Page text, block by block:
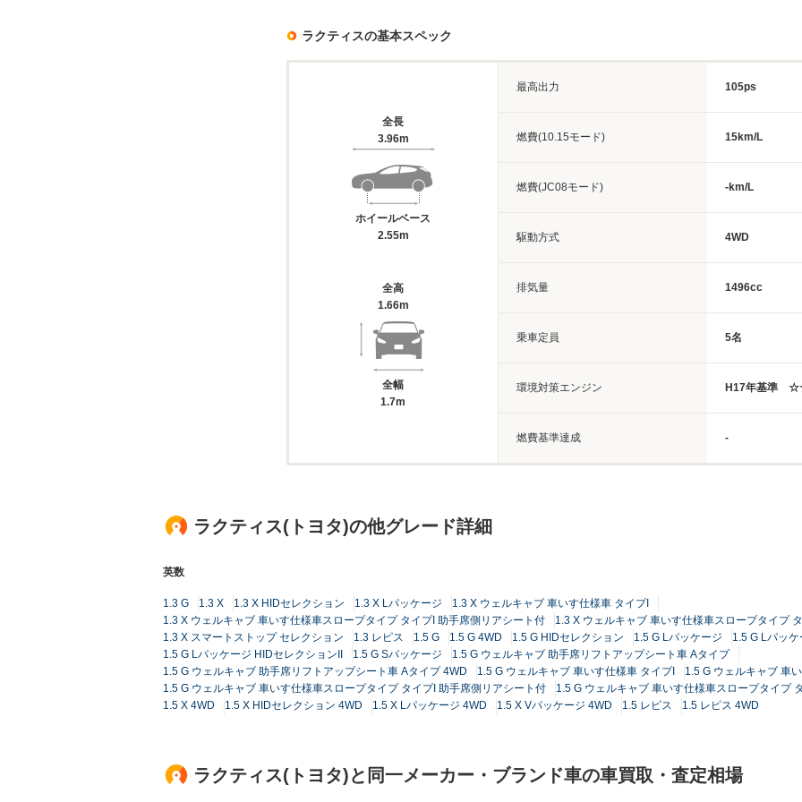
ラクティスの基本スペック
全長
3.96m
ホイールベース
2.55m
全高
1.66m
全幅
1.7m
最高出力 105ps
燃費(10.15モード) 15km/L
燃費(JC08モード) -km/L
駆動方式 4WD
排気量 1496cc
乗車定員 5名
環境対策エンジン H17年基準
燃費基準達成 -
ラクティス(トヨタ)の他グレード詳細
英数
1.3 G 1.3 X 1.3 X HIDセレクション 1.3 X Lパッケージ
1.3 X ウェルキャブ 車いす仕様車 タイプI
1.3 X ウェルキャブ 車いす仕様車スロープタイプ タイプI 助手席側リアシート付
1.3 X ウェルキャブ 車いす仕様車スロープタイプ
1.3 X スマートストップ セレクション
1.3 レピス 1.5 G 1.5 G 4WD 1.5 G HIDセレクション 1.5 G Lパッケージ
1.5 G Lパッ
1.5 G Lパッケージ HIDセレクションII
1.5 G Sパッケージ
1.5 G ウェルキャブ 助手席リフトアップシート車 Aタイプ
1.5 G ウェルキャブ 助手席リフトアップシート車 Aタイプ 4WD
1.5 G ウェルキャブ 車いす仕様車 タイプI
1.5 G ウェルキャブ 車
1.5 G ウェルキャブ 車いす仕様車スロープタイプ タイプI 助手席側リアシート付
1.5 G ウェルキャブ 車いす仕様車スロープタイプ
1.5 X 4WD
1.5 X HIDセレクション 4WD 1.5 X Lパッケージ 4WD 1.5 X Vパッケージ 4WD 1.5 レピス 1.5 レピス 4WD
ラクティス(トヨタ)と同一メーカー・ブランド車の車買取・査定相場